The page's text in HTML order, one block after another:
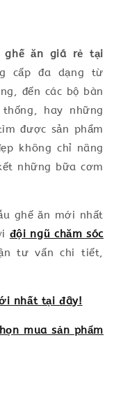
ghế ăn giá rẻ tại
cấp đa dạng từ
đến các bộ bàn
hay những
được sản phẩm
không chỉ nâng
những bữa cơm
ghế ăn mới nhất
đội ngũ chăm sóc
tư vấn chi tiết,
nhất tại đây!
mua sản phẩm